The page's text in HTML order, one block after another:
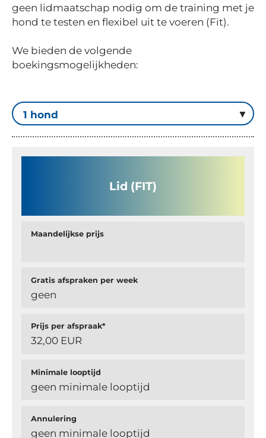
geen lidmaatschap nodig om de training met je
hond te testen en flexibel uit te voeren (Fit).
We bieden de volgende
boekingsmogelijkheden:
Lid (FIT)
Maandelijkse prijs
Gratis afspraken per week
geen
Prijs per afspraak*
32,00 EUR
Minimale looptijd
geen minimale looptijd
Annulering
geen minimale looptijd